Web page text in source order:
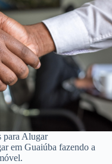
para Alugar
em Guaiúba fazendo a